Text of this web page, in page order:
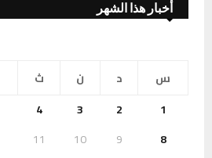
أخبار هذا الشهر
س
د ن ث
1
2
3
4
8
9
10
11